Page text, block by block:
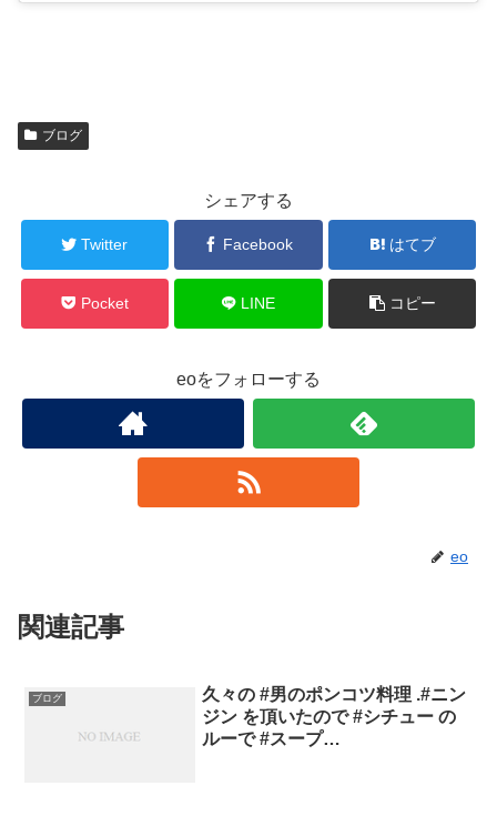
ブログ
シェアする
Twitter Facebook はてブ
Pocket LINE コピー
eoをフォローする
eo
関連記事
ブログ
久々の #男のポンコツ料理 .#ニン
ジン を頂いたので #シチュー の
ルーで #スープ…